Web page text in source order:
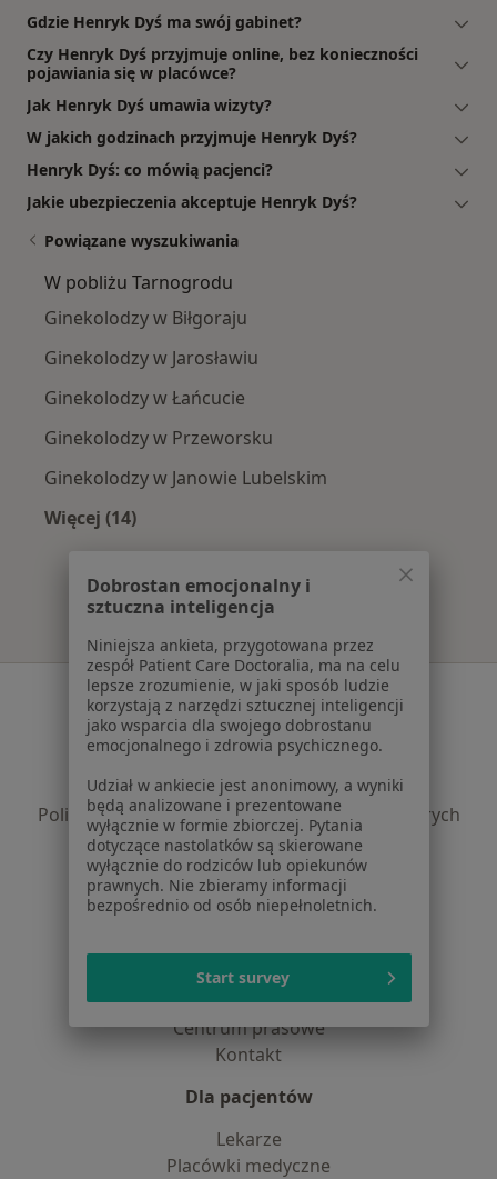
Gdzie Henryk Dyś ma swój gabinet?
Czy Henryk Dyś przyjmuje online, bez konieczności
pojawiania się w placówce?
Jak Henryk Dyś umawia wizyty?
W jakich godzinach przyjmuje Henryk Dyś?
Henryk Dyś: co mówią pacjenci?
Jakie ubezpieczenia akceptuje Henryk Dyś?
Powiązane wyszukiwania
W pobliżu Tarnogrodu
Ginekolodzy w Biłgoraju
Ginekolodzy w Jarosławiu
Ginekolodzy w Łańcucie
Ginekolodzy w Przeworsku
Ginekolodzy w Janowie Lubelskim
Więcej (14)
Serwis
Regulamin
Polityka prywatności pacjentów
Polityka prywatności profesjonalistów
Polityka prywatności dla profesjonalistów, których
dane pozyskaliśmy samodzielnie
Polityka cookies
Jak działają wyniki wyszukiwania
Dostępność
O nas
Praca Rekrutujemy!
Partnerzy
Centrum prasowe
Kontakt
Dla pacjentów
Lekarze
Placówki medyczne
Dobrostan emocjonalny i
sztuczna inteligencja
Niniejsza ankieta, przygotowana przez
zespół Patient Care Doctoralia, ma na celu
lepsze zrozumienie, w jaki sposób ludzie
korzystają z narzędzi sztucznej inteligencji
jako wsparcia dla swojego dobrostanu
emocjonalnego i zdrowia psychicznego.
Udział w ankiecie jest anonimowy, a wyniki
będą analizowane i prezentowane
wyłącznie w formie zbiorczej. Pytania
dotyczące nastolatków są skierowane
wyłącznie do rodziców lub opiekunów
prawnych. Nie zbieramy informacji
bezpośrednio od osób niepełnoletnich.
Start survey